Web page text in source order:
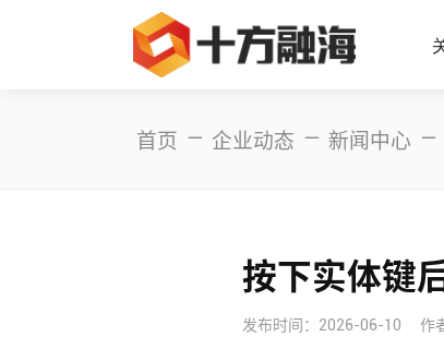
首页 — 企业动态 — 新闻中心 —
按下实体键
发布时间： 2026-06-10 作